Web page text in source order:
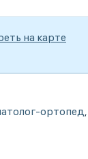
на карте
ортопед,